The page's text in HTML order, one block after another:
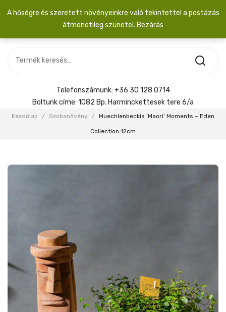
SZOBANÖVÉNY
KIEGÉSZÍTŐK
Menyasszonyi csokor
Telefonszámunk: +36 30 128 0714
Boltunk címe: 1082 Bp. Harminckettesek tere 6/a
Kezdőlap / Szobanövény / Muechlenbeckia ‘Maori’ Moments – Eden
Collection 12cm
A hőségre és szeretett növényeinkre való tekintettel a postázás
átmenetileg szünetel. Bezárás